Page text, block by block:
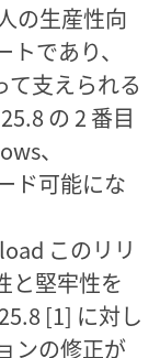
の生産性向
であり、
て支えられる
の 2 番目
、
ド可能にな
このリリ
と堅牢性を
[1] に対し
ンの修正が